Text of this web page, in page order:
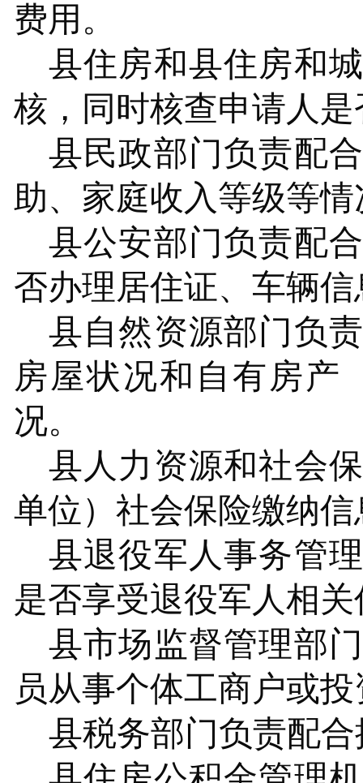
费用。
县住房和县住房和
核，同时核查申请人
县民政部门负责配
助、家庭收入等级等情
县公安部门负责配
否办理居住证、车辆
县自然资源部门负
房屋状况和自有房产
况。
县 人力资源和社会
单位） 社会保险缴纳
县退役军人事务管
是否享受退役军人相
县市场监督管理部
员从事个体工商户或
县税务部门负责配